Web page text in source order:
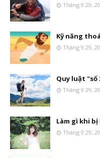
Tháng 9 29,
Kỹ năng
Tháng 9 29,
Quy luật "số
Tháng 9 29,
Làm gì khi
Tháng 9 29,